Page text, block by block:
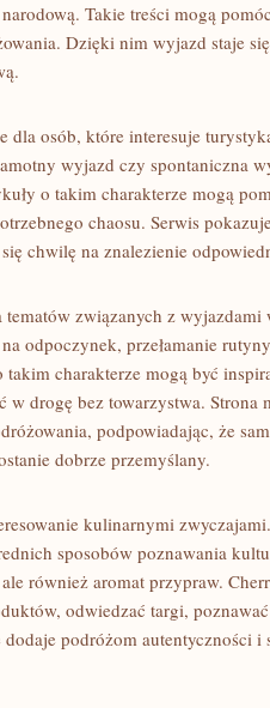
Takie treści mogą
Dzięki nim wyjazd staje
dla osób, które interesuje
wyjazd czy spontaniczna
o takim charakterze mogą
chaosu. Serwis
chwilę na znalezienie
tematów związanych z
odpoczynek, przełamanie
takim charakterze mogą być
w drogę bez towarzystwa. Strona
podpowiadając, że
dobrze przemyślany.
kulinarnymi
sposobów poznawania
również aromat przypraw.
odwiedzać targi,
podróżom autentyczności i